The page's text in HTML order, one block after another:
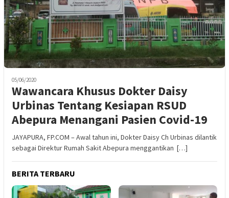
05/06/2020
Wawancara Khusus Dokter Daisy
Urbinas Tentang Kesiapan RSUD
Abepura Menangani Pasien Covid-19
JAYAPURA, FP.COM – Awal tahun ini, Dokter Daisy Ch Urbinas dilantik
sebagai Direktur Rumah Sakit Abepura menggantikan […]
BERITA TERBARU